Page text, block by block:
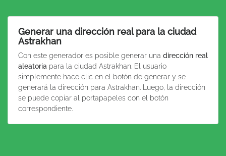
Generar una dirección real para la ciudad
Astrakhan
Con este generador es posible generar una dirección real
aleatoria para la ciudad Astrakhan. El usuario
simplemente hace clic en el botón de generar y se
generará la dirección para Astrakhan. Luego, la dirección
se puede copiar al portapapeles con el botón
correspondiente.